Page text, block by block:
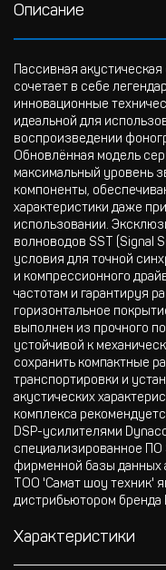
Описание
Пассивная
сочетает в себе
инновационные
идеальной для
воспроизведении
Обновлённая модель
максимальный уровень
компоненты,
характеристики даже
использовании.
волноводов SST (Signal
условия для точной
и компрессионного
частотам и гарантируя
горизонтальное
выполнен из прочного
устойчивой к
сохранить компактные
транспортировки и
акустических
комплекса
DSP-усилителями
специализированное ПО
фирменной базы данных
ТОО 'Самат шоу техник'
дистрибьютором бренда
Характеристики